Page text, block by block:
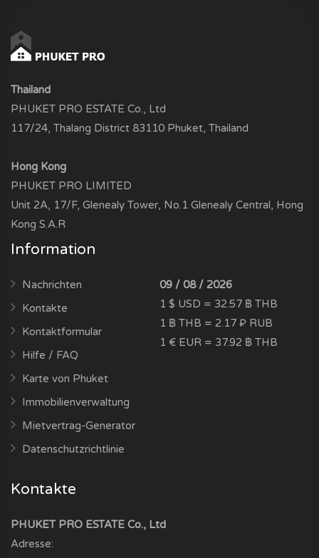
Thailand
PHUKET PRO ESTATE Co., Ltd
117/24, Thalang District 83110 Phuket, Thailand
Hong Kong
PHUKET PRO LIMITED
Unit 2A, 17/F, Glenealy Tower, No.1 Glenealy Central, Hong
Kong S.A.R
Information
Nachrichten
Kontakte
Kontaktformular
Hilfe / FAQ
Karte von Phuket
Immobilienverwaltung
Mietvertrag-Generator
Datenschutzrichtlinie
09 / 08 / 2026
1 $ USD = 32.57 ฿ THB
1 ฿ THB = 2.17 ₽ RUB
1 € EUR = 37.92 ฿ THB
Kontakte
PHUKET PRO ESTATE Co., Ltd
Adresse: